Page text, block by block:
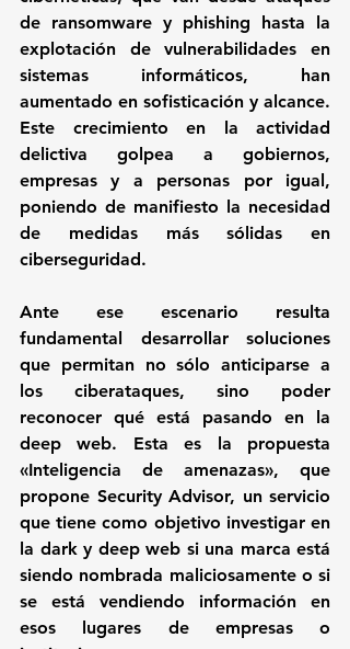
de ransomware y phishing hasta la
explotación de vulnerabilidades en
sistemas informáticos, han
aumentado en sofisticación y alcance.
Este crecimiento en la actividad
delictiva golpea a gobiernos,
empresas y a personas por igual,
poniendo de manifiesto la necesidad
de medidas más sólidas en
ciberseguridad.
Ante ese escenario resulta
fundamental desarrollar soluciones
que permitan no sólo anticiparse a
los ciberataques, sino poder
reconocer qué está pasando en la
deep web. Esta es la propuesta
«Inteligencia de amenazas», que
propone Security Advisor, un servicio
que tiene como objetivo investigar en
la dark y deep web si una marca está
siendo nombrada maliciosamente o si
se está vendiendo información en
esos lugares de empresas o